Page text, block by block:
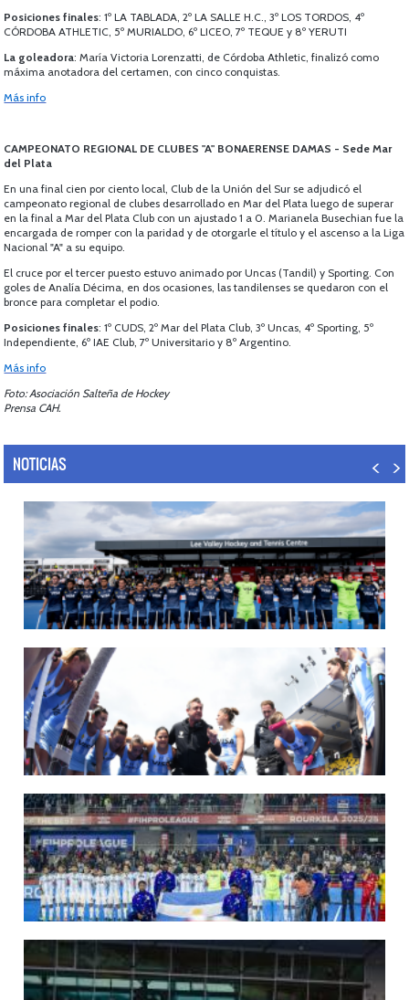
Posiciones finales: 1º LA TABLADA, 2º LA SALLE H.C., 3º LOS TORDOS, 4º
CÓRDOBA ATHLETIC, 5º MURIALDO, 6º LICEO, 7º TEQUE y 8º YERUTI
La goleadora: María Victoria Lorenzatti, de Córdoba Athletic, finalizó como
máxima anotadora del certamen, con cinco conquistas.
Más info
CAMPEONATO REGIONAL DE CLUBES "A" BONAERENSE DAMAS - Sede Mar
del Plata
En una final cien por ciento local, Club de la Unión del Sur se adjudicó el
campeonato regional de clubes desarrollado en Mar del Plata luego de superar
en la final a Mar del Plata Club con un ajustado 1 a 0. Marianela Busechian fue la
encargada de romper con la paridad y de otorgarle el título y el ascenso a la Liga
Nacional "A" a su equipo.
El cruce por el tercer puesto estuvo animado por Uncas (Tandil) y Sporting. Con
goles de Analía Décima, en dos ocasiones, las tandilenses se quedaron con el
bronce para completar el podio.
Posiciones finales: 1º CUDS, 2º Mar del Plata Club, 3º Uncas, 4º Sporting, 5º
Independiente, 6º IAE Club, 7º Universitario y 8º Argentino.
Más info
Foto: Asociación Salteña de Hockey
Prensa CAH.
NOTICIAS
14/07/2026
MUNDIAL 2026: LOS LEONES CONVOCADOS POR LUCAS REY
Del 15 al 30 de agosto disputarán el Mundial en Países Bajos y Bélgica.
LEER MÁS
09/07/2026
MUNDIAL 2026: LAS LEONAS CONVOCADAS POR FERNANDO F...
Del 15 al 30 de agosto disputarán el Mundial 2026 en Países Bajos y Bélgica.
LEER MÁS
29/05/2026
LOS LEONES CONVOCADOS PARA LA VENTANA EUROPEA DE P...
En junio, el seleccionado nacional disputará las últimas dos ventanas de Pro
League 2025-26 en Inglaterra y Alemania.